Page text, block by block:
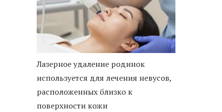
Лазерное удаление родинок
используется для лечения невусов,
расположенных близко к
поверхности кожи